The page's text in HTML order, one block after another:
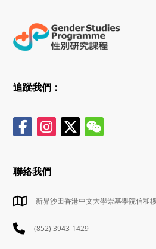
追蹤我們：
聯絡我們
新界沙田香港中文大學崇基學院信和
(852) 3943-1429